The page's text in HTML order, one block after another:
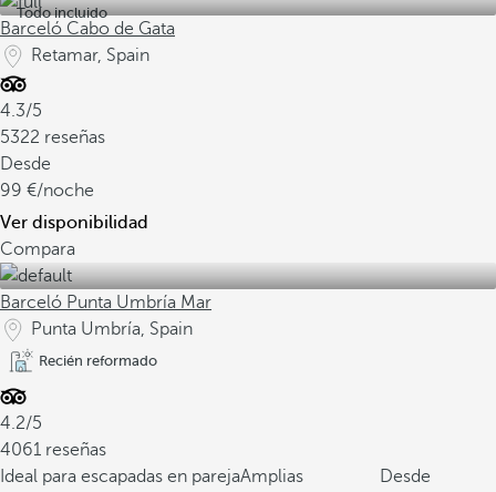
Todo incluido
Barceló Cabo de Gata
Retamar, Spain
4.3/5
5322 reseñas
Desde
99
/noche
Ver disponibilidad
Compara
Barceló Punta Umbría Mar
Punta Umbría, Spain
Recién reformado
4.2/5
4061 reseñas
Ideal para escapadas en parejaAmplias
Desde